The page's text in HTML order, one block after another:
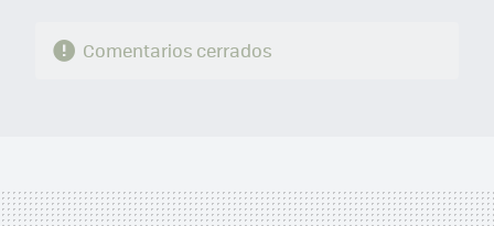
Comentarios cerrados